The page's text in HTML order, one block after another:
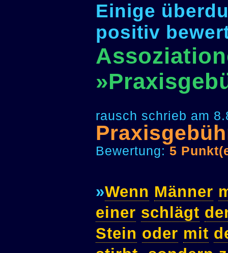
Einige
positiv
rausch schrieb am
Bewertung: 5
»Wenn Männer
einer schlägt
Stein oder mit